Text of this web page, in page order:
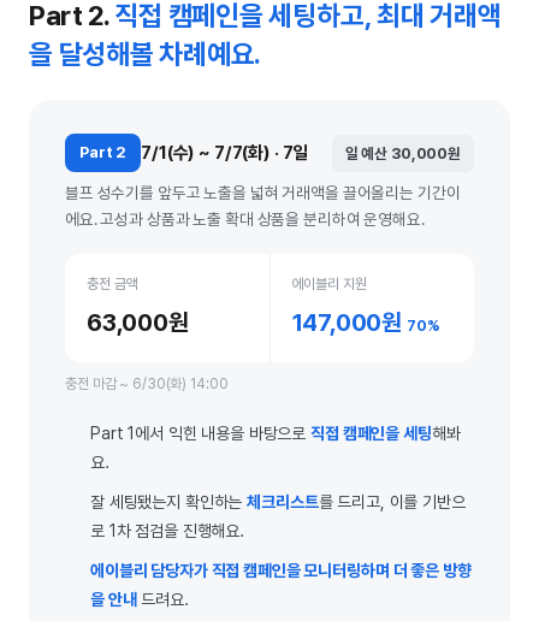
Part 2.직접 캠페인을 세팅하고, 최대 거래액
을 달성해볼 차례예요.
Part 2 7/1(수) ~ 7/7(화) · 7일 일 예산 30,000원
블프 성수기를 앞두고 노출을 넓혀 거래액을 끌어올리는 기간이
에요. 고성과 상품과 노출 확대 상품을 분리하여 운영해요.
충전 금액
63,000원
에이블리 지원
147,000원 70%
충전 마감 ~ 6/30(화) 14:00
Part 1에서 익힌 내용을 바탕으로직접 캠페인을 세팅해봐
요.
잘 세팅됐는지 확인하는체크리스트를 드리고, 이를 기반으
로 1차 점검을 진행해요.
에이블리 담당자가 직접 캠페인을 모니터링하며 더 좋은 방향
을 안내 드려요.